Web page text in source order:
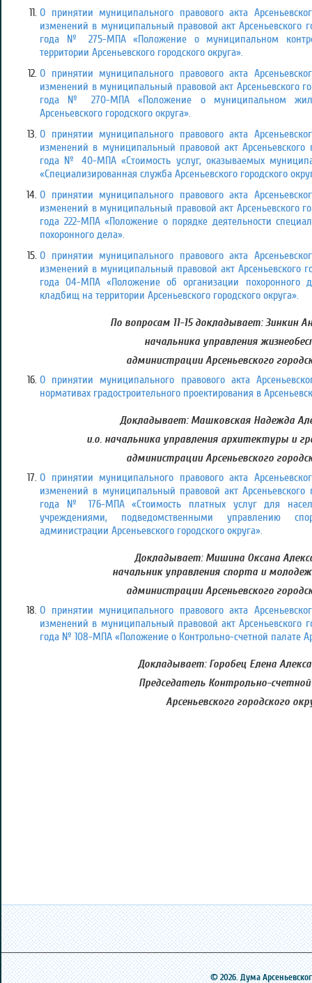
О принятии муниципального правового акта
изменений в муниципальный правовой акт Арсеньевского
года № 275-МПА «Положение о муниципальном
территории Арсеньевского городского округа».
О принятии муниципального правового акта
изменений в муниципальный правовой акт Арсеньевского
года № 270-МПА «Положение о муниципальном
Арсеньевского городского округа».
О принятии муниципального правового акта
изменений в муниципальный правовой акт Арсеньевского
года № 40-МПА «Стоимость услуг, оказываемых
«Специализированная служба Арсеньевского городского
О принятии муниципального правового акта
изменений в муниципальный правовой акт Арсеньевского
года 222-МПА «Положение о порядке деятельности
похоронного дела».
О принятии муниципального правового акта
изменений в муниципальный правовой акт Арсеньевского
года 04-МПА «Положение об организации похоронного
кладбищ на территории Арсеньевского городского округа».
По вопросам 11-15 докладывает: Зинкин
начальника управления
администрации Арсеньевского
О принятии муниципального правового акта
нормативах градостроительного проектирования в
Докладывает: Машковская Надежда
и.о. начальника управления архитектуры и
администрации Арсеньевского
О принятии муниципального правового акта
изменений в муниципальный правовой акт Арсеньевского
года № 176-МПА «Стоимость платных услуг для
учреждениями, подведомственными управлению
администрации Арсеньевского городского округа».
Докладывает: Мишина Оксана
начальник управления спорта и
администрации Арсеньевского
О принятии муниципального правового акта
изменений в муниципальный правовой акт Арсеньевского
года № 108-МПА «Положение о Контрольно-счетной палате
Докладывает: Горобец Елена
Председатель Контрольно-
Арсеньевского городского
© 2026. Дума